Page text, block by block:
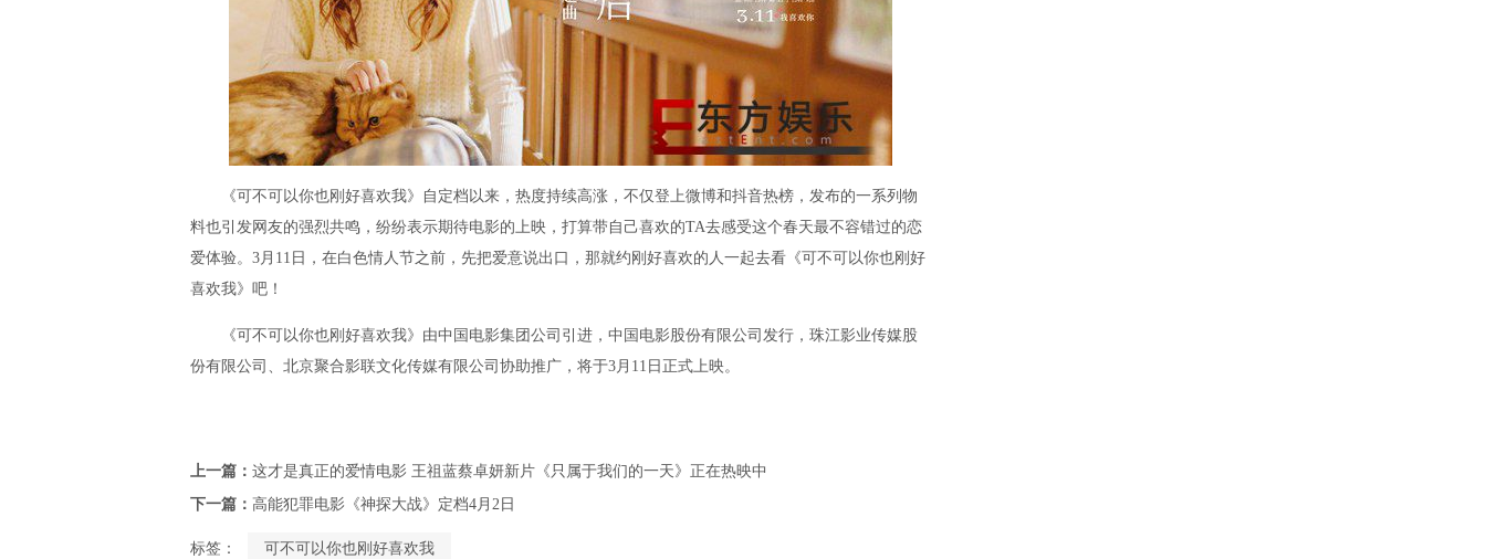
《可不可以你也刚好喜欢我》自定档以来，热度持续高涨，不仅登上微博和抖音热榜，发布的一系列物
料也引发网友的强烈共鸣，纷纷表示期待电影的上映，打算带自己喜欢的TA去感受这个春天最不容错过的恋
爱体验。3月11日，在白色情人节之前，先把爱意说出口，那就约刚好喜欢的人一起去看《可不可以你也刚好
喜欢我》吧！
《可不可以你也刚好喜欢我》由中国电影集团公司引进，中国电影股份有限公司发行，珠江影业传媒股
份有限公司、北京聚合影联文化传媒有限公司协助推广，将于3月11日正式上映。
上一篇： 这才是真正的爱情电影 王祖蓝蔡卓妍新片《只属于我们的一天》正在热映中
下一篇： 高能犯罪电影《神探大战》定档4月2日
标签： 可不可以你也刚好喜欢我